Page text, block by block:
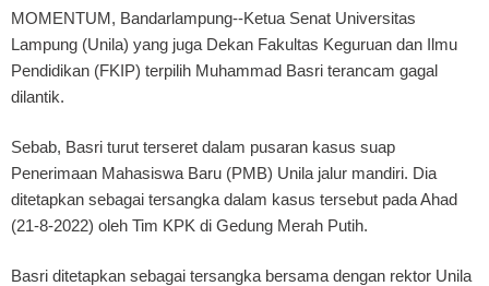
MOMENTUM, Bandarlampung--Ketua Senat Universitas
Lampung (Unila) yang juga Dekan Fakultas Keguruan dan Ilmu
Pendidikan (FKIP) terpilih Muhammad Basri terancam gagal
dilantik.
Sebab, Basri turut terseret dalam pusaran kasus suap
Penerimaan Mahasiswa Baru (PMB) Unila jalur mandiri. Dia
ditetapkan sebagai tersangka dalam kasus tersebut pada Ahad
(21-8-2022) oleh Tim KPK di Gedung Merah Putih.
Basri ditetapkan sebagai tersangka bersama dengan rektor Unila